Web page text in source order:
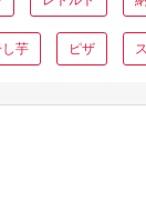
芋 ピザ